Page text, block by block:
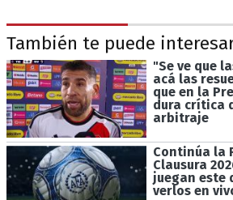
También te puede
"Se ve que
acá las
que en la
dura crítica
arbitraje
Continúa la
Clausura
juegan este
verlos en